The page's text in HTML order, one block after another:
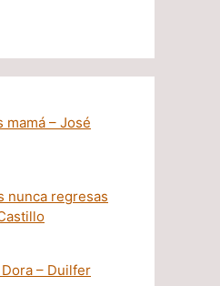
mamá – José
nunca regresas
Dora – Duilfer